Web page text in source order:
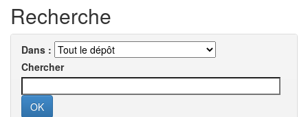
Recherche
Dans :
Chercher